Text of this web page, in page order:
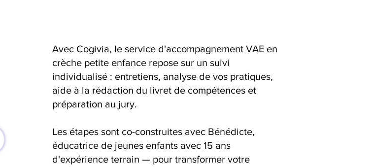
Avec Cogivia, le service d'accompagnement VAE en
crèche petite enfance repose sur un suivi
individualisé : entretiens, analyse de vos pratiques,
aide à la rédaction du livret de compétences et
préparation au jury.
Les étapes sont co-construites avec Bénédicte,
éducatrice de jeunes enfants avec 15 ans
d'expérience terrain — pour transformer votre